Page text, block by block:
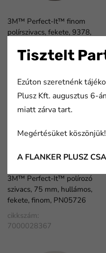
3M™ Perfect-It™ finom
polírszivacs, fekete, 9378,
cikkszám:
3M™ Perfect-It™ polírozó
szivacs, 75 mm, hullámos,
fekete, finom, PN05726
cikkszám:
7000028367
Tisztelt
Ezúton szeretnénk
Plusz Kft. augusztus 6-
miatt zárva tart.
Megértésüket köszönjük!
A FLANKER PLUSZ